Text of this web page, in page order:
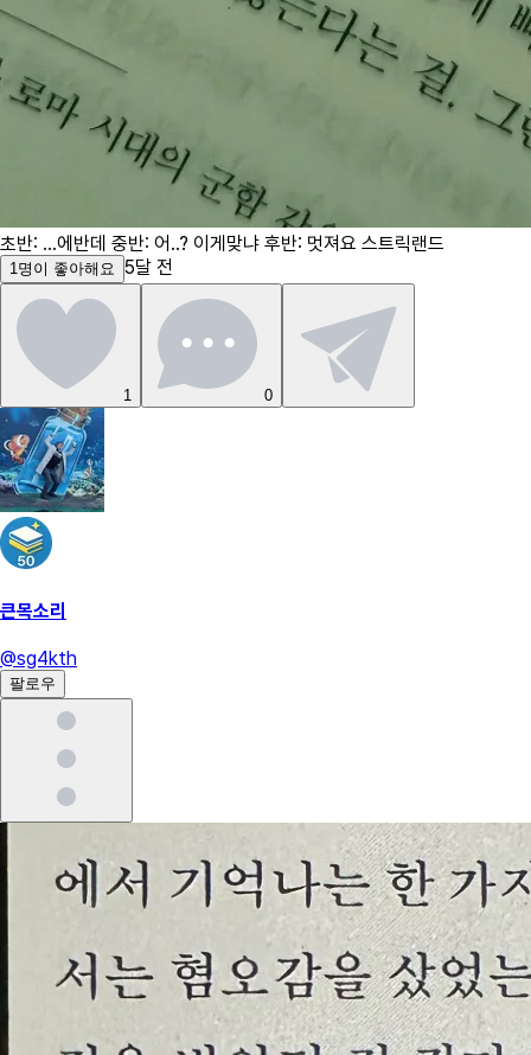
초반: ...에반데 중반: 어..? 이게맞냐 후반: 멋져요 스트릭랜드
1명 이 좋아해요 5달 전
1 0
큰목소리
@sg4kth
팔로우